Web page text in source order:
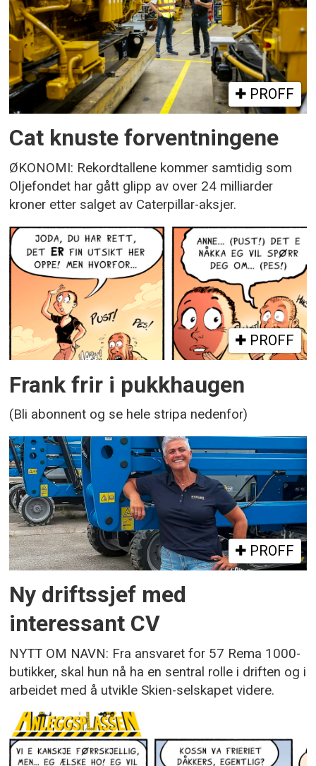
PROFF
Cat knuste forventningene
ØKONOMI: Rekordtallene kommer samtidig som
Oljefondet har gått glipp av over 24 milliarder
kroner etter salget av Caterpillar-aksjer.
PROFF
Frank frir i pukkhaugen
(Bli abonnent og se hele stripa nedenfor)
PROFF
Ny driftssjef med
interessant CV
NYTT OM NAVN: Fra ansvaret for 57 Rema 1000-
butikker, skal hun nå ha en sentral rolle i driften og i
arbeidet med å utvikle Skien-selskapet videre.